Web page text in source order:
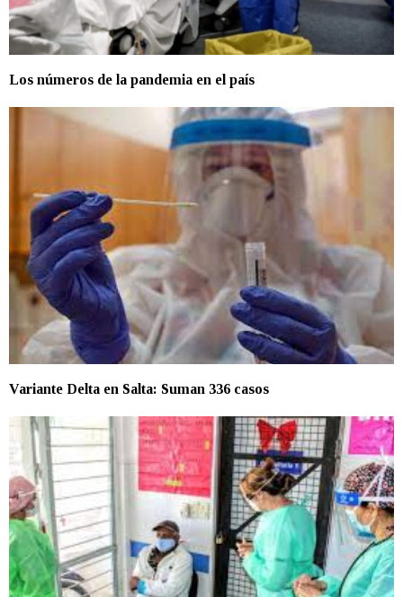
Los números de la pandemia en el país
Variante Delta en Salta: Suman 336 casos